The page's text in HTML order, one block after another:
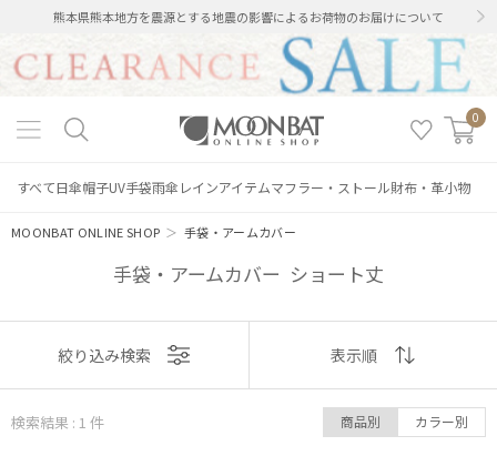
熊本県熊本地方を震源とする地震の影響によるお荷物のお届けについて
0
すべて日傘帽子UV手袋雨傘 レインアイテムマフラー・ストール財布・革小物
MOONBAT ONLINE SHOP ＞手袋・アームカバー
手袋・アームカバー ショート丈
表示
おすすめ
絞り込み検索 表示順
検索結果 : 1 件 商品別 カラー別